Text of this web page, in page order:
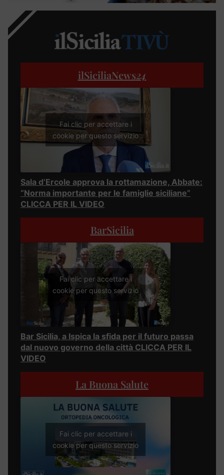
ilSiciliaNews24
Fai clic per accettare i
cookie per questo servizio
Sala d’Ercole approva la rottamazione, Abbate:
“Norma importante per le famiglie siciliane”
CLICCA PER IL VIDEO
BarSicilia
Fai clic per accettare i
cookie per questo servizio
Bar Sicilia, a Ispica la sfida per il futuro passa
dal nuovo governo della città CLICCA PER IL
VIDEO
La Buona Salute
Fai clic per accettare i
cookie per questo servizio